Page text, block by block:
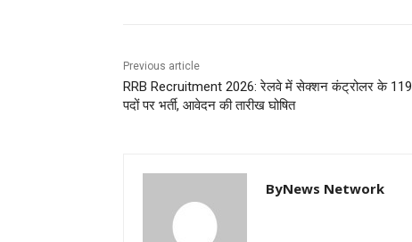
Previous article
RRB Recruitment 2026: रेलवे में सेक्शन कंट्रोलर के 119
पदों पर भर्ती, आवेदन की तारीख घोषित
ByNews Network